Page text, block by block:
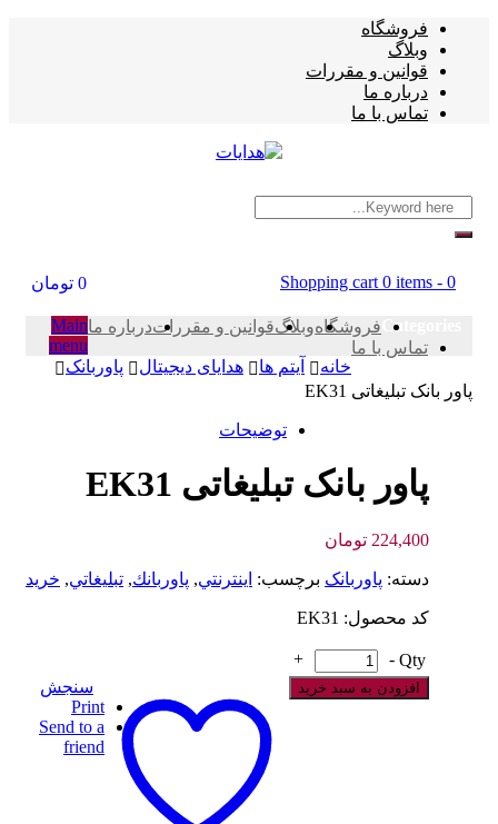
فروشگاه
وبلاگ
قوانین و مقررات
درباره ما
تماس با ما
Shopping cart 0 items تومان
فروشگاهوبلاگقوانین و مقررات درباره ما
تماس با ما
Main
menu
خانه
آیتم ها هدایای دیجیتال
پاوربانک
پاور بانک تبلیغاتی EK31
پاور بانک تبلیغاتی EK31
224,400 تومان
دسته:پاوربانک برچسب:اينترنتي ,پاوربانك,تبليغاتي,خريد
کد محصول: EK31
Qty
-
افزودن به سبد خرید
سنجش
Print
Send to a
friend
توضیحات